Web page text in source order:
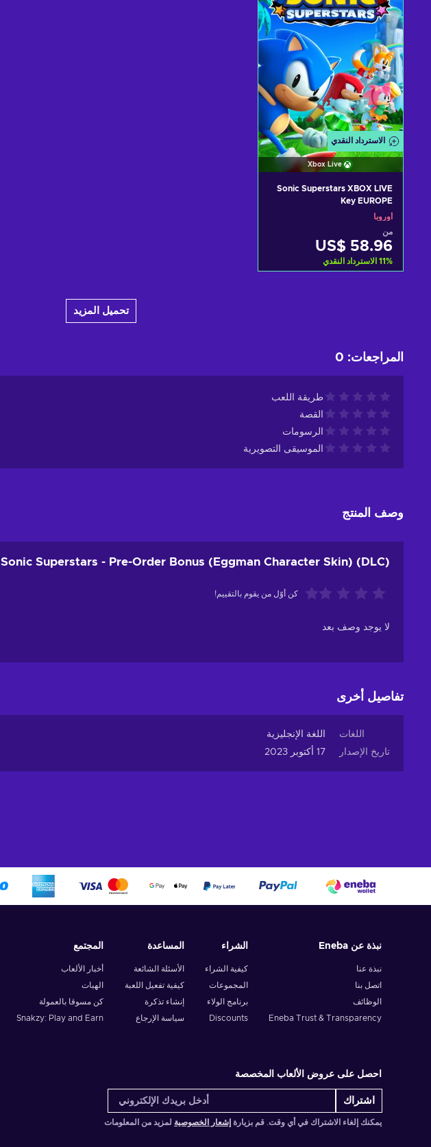
View offers
الاسترداد النقدي
Xbox Live
Sonic Superstars XBOX LIVE
Key EUROPE
أوروبا
من
US$ 58.96
11% الاسترداد النقدي
تحميل المزيد
المراجعات:
0
طريقة اللعب
القصة
الرسومات
الموسيقى التصويرية
وصف المنتج
Sonic Superstars - Pre-Order Bonus (Eggman Character Skin) (DLC)
كن أوّل من يقوم بالتقييم!
لا يوجد وصف بعد
تفاصيل أخرى
اللغات
اللغة الإنجليزية
تاريخ الإصدار
17 أكتوبر 2023
نبذة عن Eneba
نبذة عنا
اتصل بنا
الوظائف
Eneba Trust & Transparency
الشراء
كيفية الشراء
المجموعات
برنامج الولاء
Discounts
المساعدة
الأسئلة الشائعة
كيفية تفعيل اللعبة
إنشاء تذكرة
سياسة الإرجاع
المجتمع
أخبار الألعاب
الهبات
كن مسوقا بالعمولة
Snakzy: Play and Earn
احصل على عروض الألعاب المخصصة
اشتراك
يمكنك إلغاء الاشتراك في أي وقت. قم بزيارة إشعار الخصوصية لمزيد من المعلومات